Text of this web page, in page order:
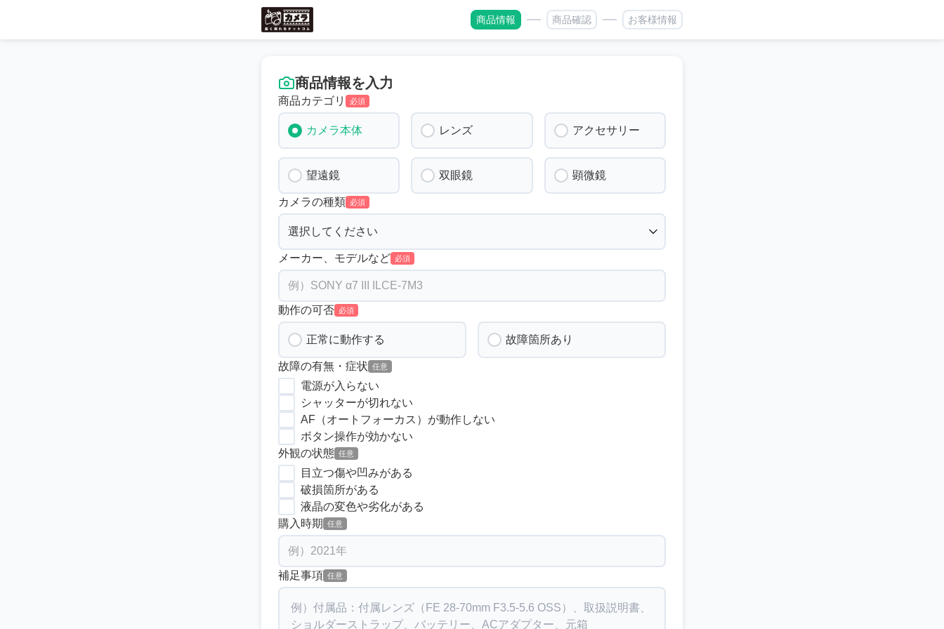
商品情報 商品確認 お客様情報
商品情報を入力
商品カテゴリ 必須
カメラ本体 レンズ アクセサリー
望遠鏡 双眼鏡 顕微鏡
カメラの種類 必須
メーカー、モデルなど 必須
動作の可否 必須
正常に動作する 故障箇所あり
故障の有無・症状 任意
電源が入らない
シャッターが切れない
AF（オートフォーカス）が動作しない
ボタン操作が効かない
外観の状態 任意
目立つ傷や凹みがある
破損箇所がある
液晶の変色や劣化がある
購入時期
任意
補足事項 任意